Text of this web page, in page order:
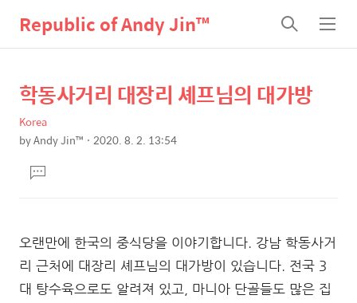
Republic of Andy Jin™
검
색
메
뉴
상
세
컨
텐
츠
본
제
목
학동사거리 대장리 셰프님의 대가방
Korea
byAndy Jin™ 2020. 8. 2. 13:54
문댓
글
오랜만에 한국의 중식당을 이야기합니다. 강남 학동사거
리 근처에 대장리 셰프님의 대가방이 있습니다. 전국 3
대 탕수육으로도 알려져 있고, 마니아 단골들도 많은 집